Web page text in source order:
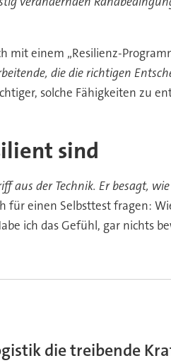
einem „Resilienz-
die die richtigen
solche Fähigkeiten zu
sind
aus der Technik. Er besagt,
für einen Selbsttest fragen:
ich das Gefühl, gar nichts
die treibende